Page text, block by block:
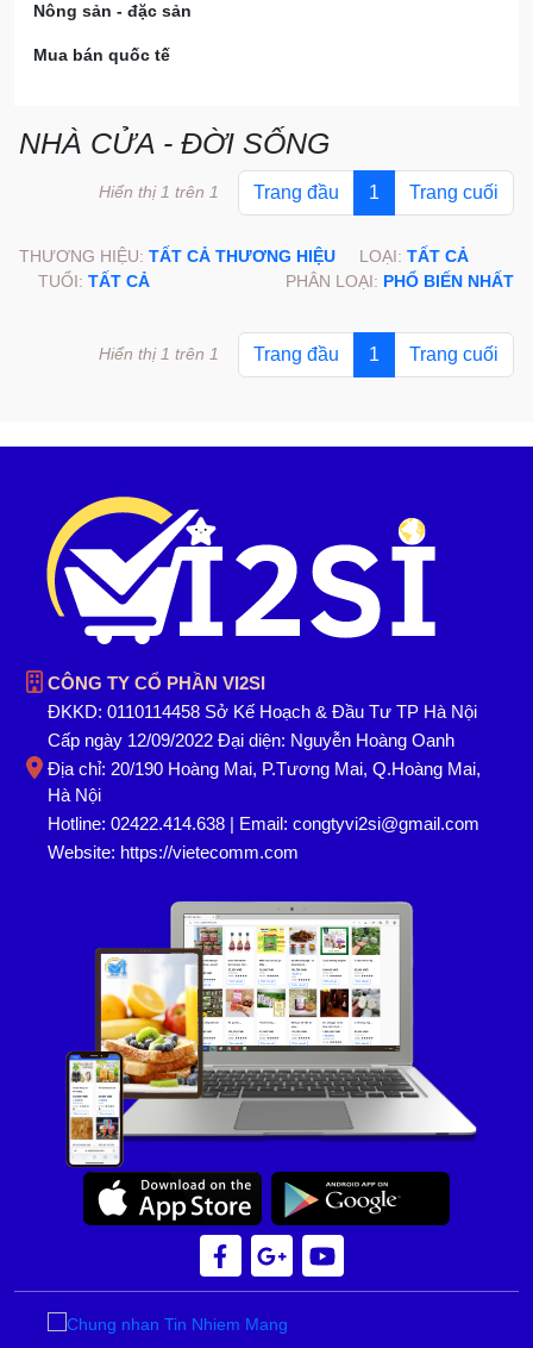
Nông sản - đặc sản
Mua bán quốc tế
NHÀ CỬA - ĐỜI SỐNG
Trang đầu 1 Trang cuối
Hiển thị 1 trên 1
THƯƠNG HIỆU: TẤT CẢ THƯƠNG HIỆU LOẠI: TẤT CẢ
TUỔI: TẤT CẢ PHÂN LOẠI: PHỔ BIẾN NHẤT
Trang đầu 1 Trang cuối
Hiển thị 1 trên 1
CÔNG TY CỔ PHẦN VI2SI
ĐKKD: 0110114458 Sở Kế Hoạch & Đầu Tư TP Hà Nội
Cấp ngày 12/09/2022 Đại diện: Nguyễn Hoàng Oanh
Địa chỉ: 20/190 Hoàng Mai, P.Tương Mai, Q.Hoàng Mai,
Hà Nội
Hotline: 02422.414.638 | Email: congtyvi2si@gmail.com
Website: https://vietecomm.com